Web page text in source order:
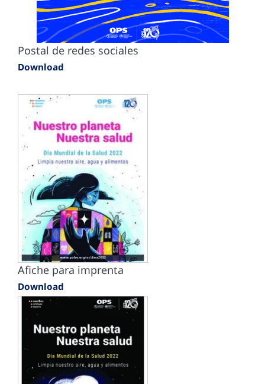
Postal de redes sociales
Download
Afiche para imprenta
Download